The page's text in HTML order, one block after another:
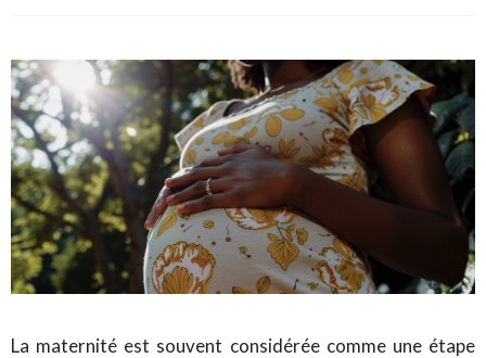
La maternité est souvent considérée comme une étape